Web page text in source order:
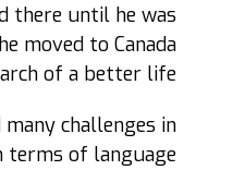
there until he was
moved to Canada
of a better life.
challenges in
terms of language